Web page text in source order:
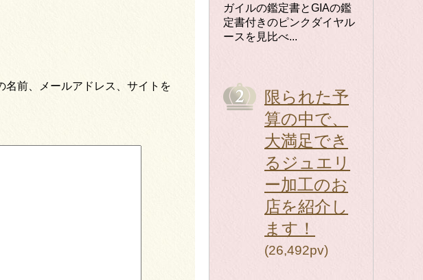
名前、メールアドレス、サイトを
ガイルの鑑定書とGIAの鑑
定書付きのピンクダイヤル
ースを見比べ...
限られた予
算の中で、
大満足でき
るジュエリ
ー加工のお
店を紹介し
ます！
(26,492pv)